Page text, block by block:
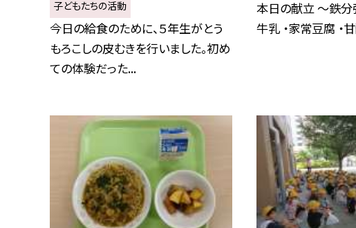
子どもたちの活動
今日の給食のために、５年生がとう
もろこしの皮むきを行いました。初め
ての体験だった...
本日の献立 〜鉄分
牛乳 ・家常豆腐 ・